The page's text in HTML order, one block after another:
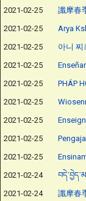
2021-02-25
讖摩春
2021-02-25
Arya
2021-02-25
아니 찌
2021-02-25
2021-02-25
PHÁP
2021-02-25
2021-02-25
2021-02-25
2021-02-25
2021-02-24
2021-02-24
讖摩春